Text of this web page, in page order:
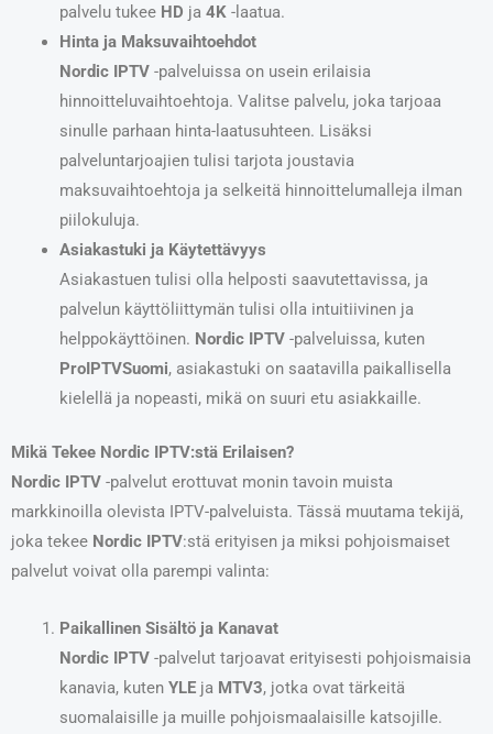
palvelu tukee HD ja 4K-laatua.
Hinta ja Maksuvaihtoehdot
Nordic IPTV-palveluissa on usein erilaisia
hinnoitteluvaihtoehtoja. Valitse palvelu, joka tarjoaa
sinulle parhaan hinta-laatusuhteen. Lisäksi
palveluntarjoajien tulisi tarjota joustavia
maksuvaihtoehtoja ja selkeitä hinnoittelumalleja ilman
piilokuluja.
Asiakastuki ja Käytettävyys
Asiakastuen tulisi olla helposti saavutettavissa, ja
palvelun käyttöliittymän tulisi olla intuitiivinen ja
helppokäyttöinen. Nordic IPTV-palveluissa, kuten
ProIPTVSuomi, asiakastuki on saatavilla paikallisella
kielellä ja nopeasti, mikä on suuri etu asiakkaille.
Mikä Tekee Nordic IPTV:stä Erilaisen?
Nordic IPTV -palvelut erottuvat monin tavoin muista
markkinoilla olevista IPTV-palveluista. Tässä muutama tekijä,
joka tekee Nordic IPTV:stä erityisen ja miksi pohjoismaiset
palvelut voivat olla parempi valinta:
Paikallinen Sisältö ja Kanavat
Nordic IPTV-palvelut tarjoavat erityisesti pohjoismaisia
kanavia, kuten YLEja MTV3, jotka ovat tärkeitä
suomalaisille ja muille pohjoismaalaisille katsojille.